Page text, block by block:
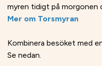
myren tidigt på morgonen
Mer om Torsmyran
Kombinera besöket med
Se nedan.